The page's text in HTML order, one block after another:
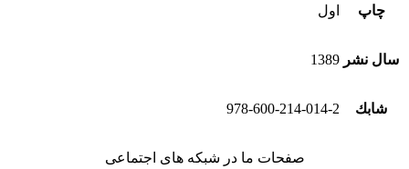
چاپ اول
سال نشر 1389
شابك 978-600-214-014-2
صفحات ما در شبکه های اجتماعی